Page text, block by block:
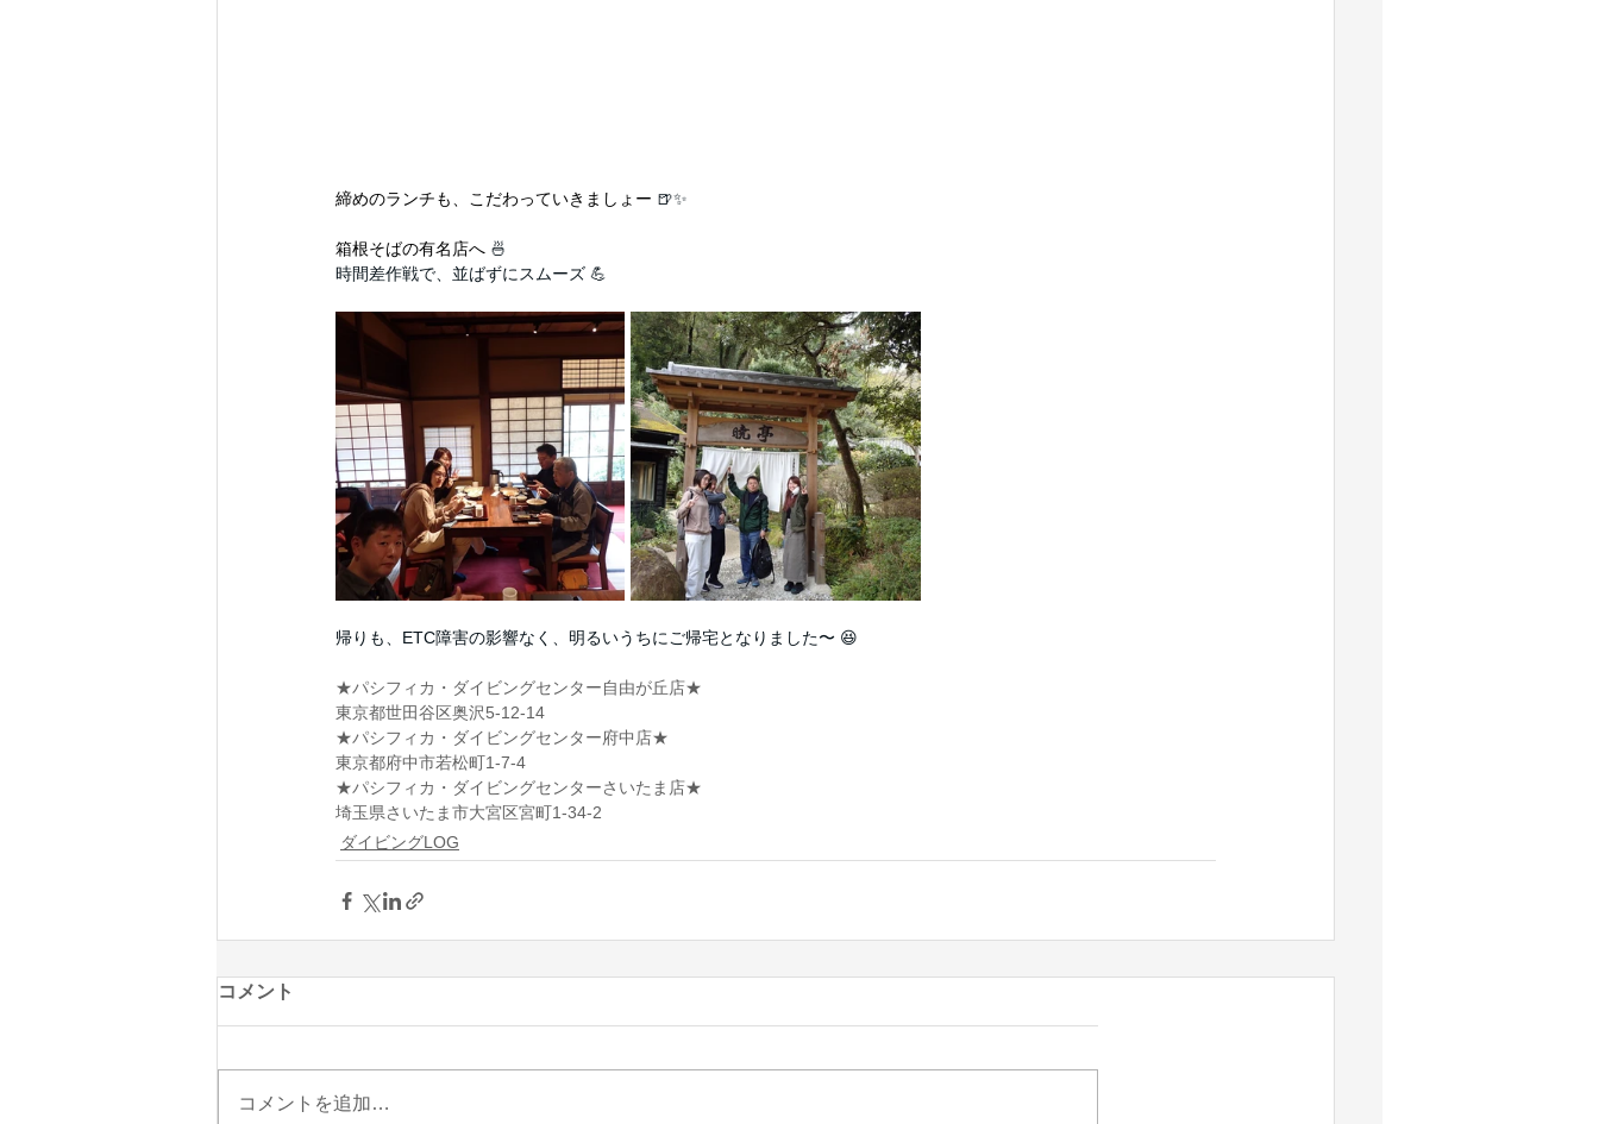
締めのランチも、こだわっていきましょー 🍺✨
箱根そばの有名店へ 🍜
時間差作戦で、並ばずにスムーズ 💪
帰りも、ETC障害の影響なく、明るいうちにご帰宅となりました〜 😆
★パシフィカ・ダイビングセンター自由が丘店★
東京都世田谷区奥沢5-12-14
★パシフィカ・ダイビングセンター府中店★
​東京都府中市若松町1-7-4
★パシフィカ・ダイビングセンターさいたま店★
埼玉県さいたま市大宮区宮町1-34-2
ダイビングLOG
コメント
コメントを追加…